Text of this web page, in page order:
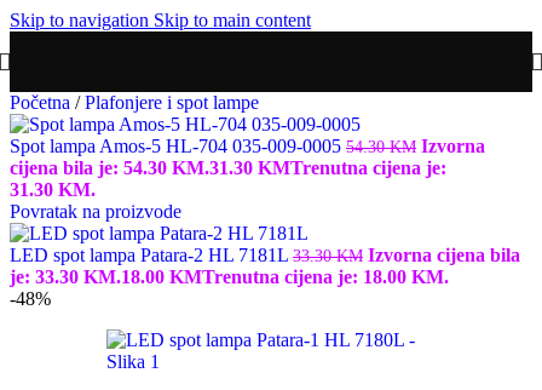
Skip to navigation Skip to main content
Početna / Plafonjere i spot lampe
Spot lampa Amos-5 HL-704 035-009-0005 54.30KM Izvorna
cijena bila je: 54.30 KM.31.30 KMTrenutna cijena je:
31.30 KM.
Povratak na proizvode
LED spot lampa Patara-2 HL 7181L 33.30KM Izvorna cijena bila
je: 33.30 KM.18.00 KMTrenutna cijena je: 18.00 KM.
-48%